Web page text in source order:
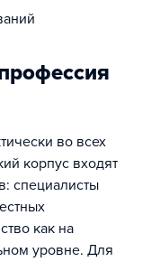
во всех
корпус входят
специалисты
как на
уровне. Для